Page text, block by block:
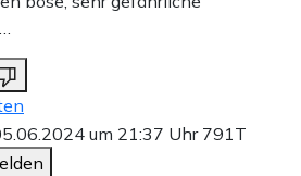
um 21:37 Uhr 791T